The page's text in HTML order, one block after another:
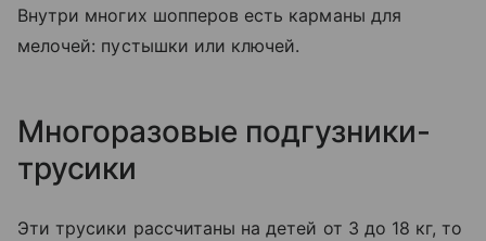
Внутри многих шопперов есть карманы для
мелочей: пустышки или ключей.
Многоразовые подгузники-
трусики
Эти трусики рассчитаны на детей от 3 до 18 кг, то